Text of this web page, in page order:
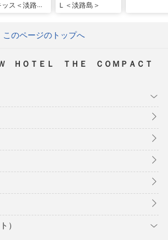
ッス＜淡路島
Ｌ＜淡路島＞
このページのトップへ
ＨＯＴＥＬ ＴＨＥ ＣＯＭＰＡＣＴ
）